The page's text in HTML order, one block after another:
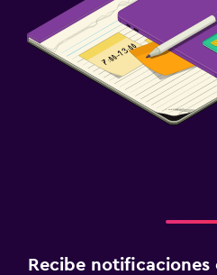
Recibe notificaciones